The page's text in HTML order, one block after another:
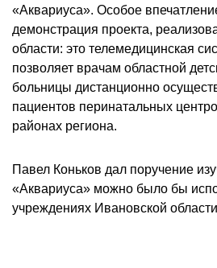
«Аквариуса». Особое
демонстрация проекта,
области: это телемедицинская
позволяет врачам областной
больницы дистанционно
пациентов перинатальных
районах региона.
Павел Коньков дал поручение
«Аквариуса» можно было бы
учреждениях Ивановской